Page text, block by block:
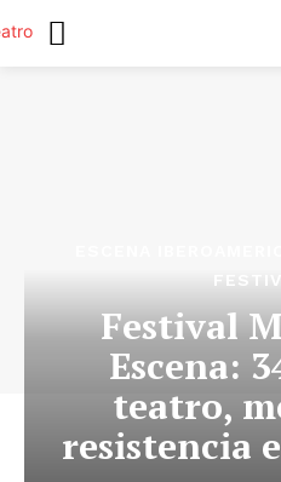
Festival
Escena:
teatro,
resistencia